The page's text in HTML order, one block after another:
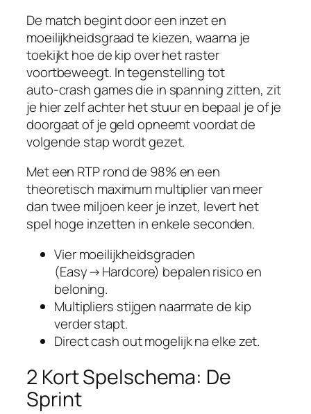
De match begint door een inzet en
moeilijkheidsgraad te kiezen, waarna je
toekijkt hoe de kip over het raster
voortbeweegt. In tegenstelling tot
auto‑crash games die in spanning zitten, zit
je hier zelf achter het stuur en bepaal je of je
doorgaat of je geld opneemt voordat de
volgende stap wordt gezet.
Met een RTP rond de 98% en een
theoretisch maximum multiplier van meer
dan twee miljoen keer je inzet, levert het
spel hoge inzetten in enkele seconden.
Vier moeilijkheidsgraden
(Easy → Hardcore) bepalen risico en
beloning.
Multipliers stijgen naarmate de kip
verder stapt.
Direct cash out mogelijk na elke zet.
2 Kort Spelschema: De
Sprint